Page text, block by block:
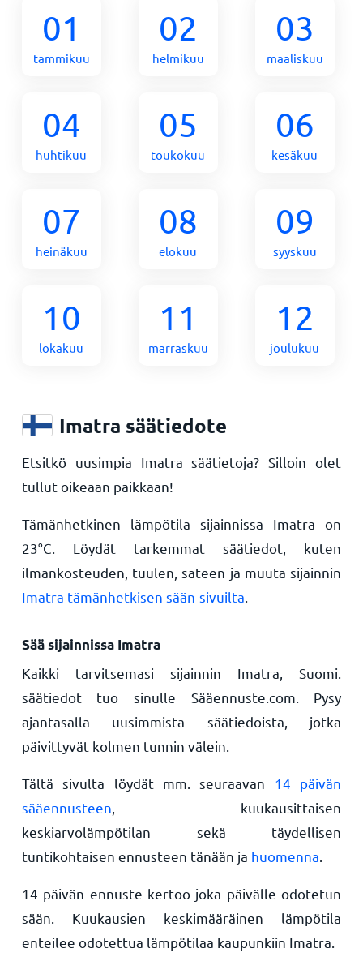
01
tammikuu
02
helmikuu
03
maaliskuu
04
huhtikuu
05
toukokuu
06
kesäkuu
07
heinäkuu
08
elokuu
09
syyskuu
10
lokakuu
11
marraskuu
12
joulukuu
Imatra säätiedote
Etsitkö uusimpia Imatra säätietoja? Silloin olet
tullut oikeaan paikkaan!
Tämänhetkinen lämpötila sijainnissa Imatra on
23°C . Löydät tarkemmat säätiedot, kuten
ilmankosteuden, tuulen, sateen ja muuta sijainnin
Imatra tämänhetkisen sään-sivuilta
Sää sijainnissa Imatra
Kaikki tarvitsemasi sijainnin Imatra, Suomi.
säätiedot tuo sinulle Sääennuste.com. Pysy
ajantasalla uusimmista säätiedoista, jotka
päivittyvät kolmen tunnin välein.
Tältä sivulta löydät mm. seuraavan 14 päivän
sääennusteen , kuukausittaisen
keskiarvolämpötilan sekä täydellisen
tuntikohtaisen ennusteen tänään ja huomenna
14 päivän ennuste kertoo joka päivälle odotetun
sään. Kuukausien keskimääräinen lämpötila
enteilee odotettua lämpötilaa kaupunkiin Imatra.